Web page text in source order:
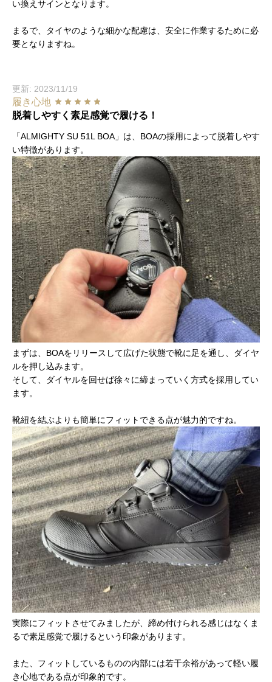
い換えサインとなります。
まるで、タイヤのような細かな配慮は、安全に作業するために必
要となりますね。
更新: 2023/11/19
履き心地
脱着しやすく素足感覚で履ける！
「ALMIGHTY SU 51L BOA」は、BOAの採用によって脱着しやす
い特徴があります。
まずは、BOAをリリースして広げた状態で靴に足を通し、ダイヤ
ルを押し込みます。
そして、ダイヤルを回せば徐々に締まっていく方式を採用してい
ます。
靴紐を結ぶよりも簡単にフィットできる点が魅力的ですね。
実際にフィットさせてみましたが、締め付けられる感じはなくま
るで素足感覚で履けるという印象があります。
また、フィットしているものの内部には若干余裕があって軽い履
き心地である点が印象的です。